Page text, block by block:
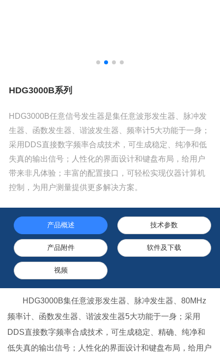
HDG3000B系列
HDG3000B任意信号发生器是集任意波形发生器、脉冲发
生器、函数发生器、谐波发生器、频率计5大功能于一身；
采用DDS直接数字频率合成技术，可生成稳定、纯净和低
失真的输出信号；人性化的界面设计和键盘布局，给用户
带来非凡体验；丰富的配置接口，可轻松实现仪器计算机
控制，为用户测量提供更多解决方案。
产品概述 技术参数
产品附件 软件及下载
视频
HDG3000B集任意波形发生器、脉冲发生器、80MHz
频率计、函数发生器、谐波发生器5大功能于一身；采用
DDS直接数字频率合成技术，可生成稳定、精确、纯净和
低失真的输出信号；人性化的界面设计和键盘布局，给用户